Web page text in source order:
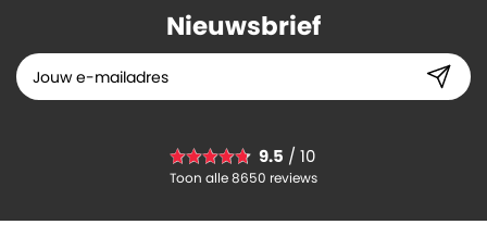
Nieuwsbrief
9.5 / 10
Toon alle 8650 reviews